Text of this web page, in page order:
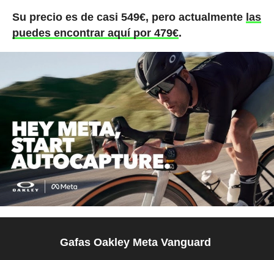
Su precio es de casi 549€, pero actualmente las
puedes encontrar aquí por 479€.
Gafas Oakley Meta Vanguard